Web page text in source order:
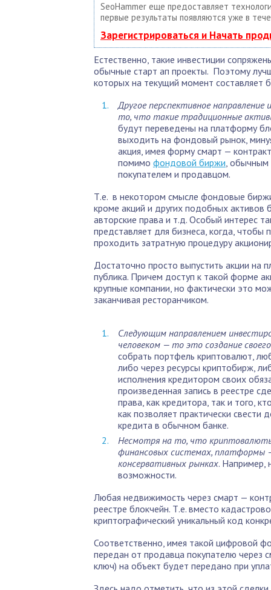
SeoHammer еще предоставляет
первые результаты появляются уже в
Зарегистрироваться и Начать
Естественно, такие инвестиции
обычные старт ап проекты. Поэтому
которых на текущий момент составляет
Другое перспективное
то, что такие традиционные
будут переведены на платформу
выходить на фондовый рынок,
акция, имея форму смарт —
помимо фондовой биржи, обычным
покупателем и продавцом.
Т.е. в некотором смысле фондовые
кроме акций и других подобных активов
авторские права и т.д. Особый интерес
представляет для бизнеса, когда, чтобы
проходить затратную процедуру
Достаточно просто выпустить акции на
публика. Причем доступ к такой форме
крупные компании, но фактически это
заканчивая ресторанчиком.
Следующим направлением
человеком — то это создание
собрать портфель криптовалют,
либо через ресурсы криптобирж,
исполнения кредитором своих
произведенная запись в реестре
права, как кредитора, так и того,
как позволяет практически
кредита в обычном банке.
Несмотря на то, что
финансовых системах, платформы
консервативных рынках. Например,
возможности.
Любая недвижимость через смарт —
реестре блокчейн. Т.е. вместо
криптографический уникальный код
Соответственно, имея такой цифровой
передан от продавца покупателю через
ключ) на объект будет передано при